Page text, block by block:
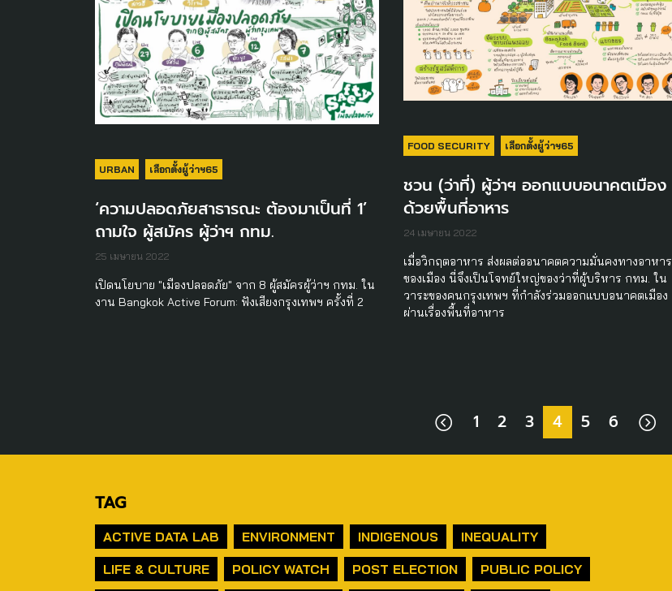
URBAN เลือกตั้งผู้ว่าฯ65
‘ความปลอดภัยสาธารณะ ต้องมาเป็นที่ 1’
ถามใจ ผู้สมัคร ผู้ว่าฯ กทม.
25 เมษายน 2022
เปิดนโยบาย "เมืองปลอดภัย" จาก 8 ผู้สมัครผู้ว่าฯ กทม. ใน
งาน Bangkok Active Forum: ฟังเสียงกรุงเทพฯ ครั้งที่ 2
FOOD SECURITY เลือกตั้งผู้ว่าฯ65
ชวน (ว่าที่) ผู้ว่าฯ ออกแบบอนาคตเมือง
ด้วยพื้นที่อาหาร
24 เมษายน 2022
เมื่อวิกฤตอาหาร ส่งผลต่ออนาคตความมั่นคงทางอาหาร
ของเมือง นี่จึงเป็นโจทย์ใหญ่ของว่าที่ผู้บริหาร กทม. ใน
วาระของคนกรุงเทพฯ ที่กำลังร่วมออกแบบอนาคตเมือง
ผ่านเรื่องพื้นที่อาหาร
1 2 3 4 5 6
TAG
ACTIVE DATA LAB ENVIRONMENT INDIGENOUS
INEQUALITY
LIFE & CULTURE
POLICY WATCH POST ELECTION
PUBLIC POLICY